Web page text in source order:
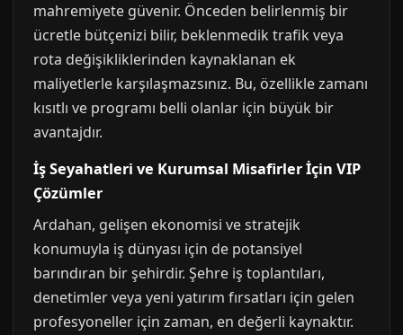
mahremiyete güvenir. Önceden belirlenmiş bir
ücretle bütçenizi bilir, beklenmedik trafik veya
rota değişikliklerinden kaynaklanan ek
maliyetlerle karşılaşmazsınız. Bu, özellikle zamanı
kısıtlı ve programı belli olanlar için büyük bir
avantajdır.
İş Seyahatleri ve Kurumsal Misafirler İçin VIP
Çözümler
Ardahan, gelişen ekonomisi ve stratejik
konumuyla iş dünyası için de potansiyel
barındıran bir şehirdir. Şehre iş toplantıları,
denetimler veya yeni yatırım fırsatları için gelen
profesyoneller için zaman, en değerli kaynaktır.